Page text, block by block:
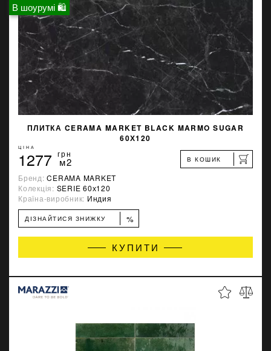
В шоурумі 🛍
ПЛИТКА CERAMA MARKET BLACK MARMO SUGAR
60Х120
ЦІНА
1277 грн
м2 В КОШИК
Бренд:CERAMA MARKET
Колекція: SERIE 60х120
Країна-виробник: Индия
ДІЗНАЙТИСЯ ЗНИЖКУ %
КУПИТИ